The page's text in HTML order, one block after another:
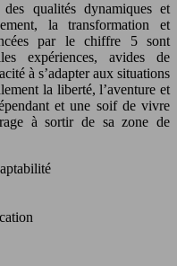
qualités dynamiques et
la transformation et
par le chiffre 5 sont
expériences, avides de
à s’adapter aux situations
la liberté, l’aventure et
et une soif de vivre
à sortir de sa zone de